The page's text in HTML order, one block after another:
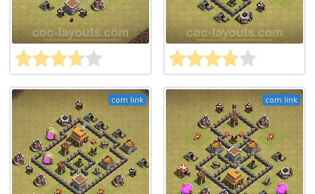
com link com link